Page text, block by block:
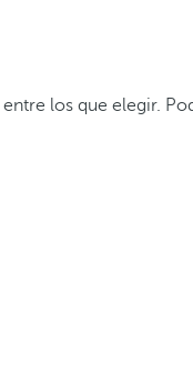
entre los que elegir.